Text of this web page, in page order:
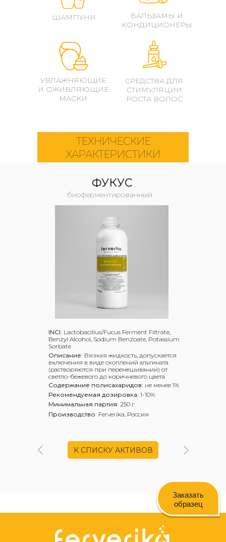
ШАМПУНИ
БАЛЬЗАМЫ И
КОНДИЦИОНЕРЫ
СРЕДСТВА ДЛЯ
СТИМУЛЯЦИИ
РОСТА ВОЛОС
УВЛАЖНЯЮЩИЕ
И ОЖИВЛЯЮЩИЕ
МАСКИ
СЫВОРОТКИ
И ЛОСЬОНЫ
ОПОЛАСКИВАТЕЛИ
ТЕХНИЧЕСКИЕ
ХАРАКТЕРИСТИКИ
Содержание полисахаридов: не менее 1%
Описание: Вязкая жидкость, допускается
включения в виде скоплений альгината
(растворяются при перемешивании) от
светло-бежевого до коричневого цвета
Рекомендуемая дозировка: 1-10%
ФУКУС
биоферментированный
INCI: Lactobacillus/Fucus Ferment Filtrate,
Benzyl Alcohol, Sodium Benzoate, Potassium
Sorbate
Минимальная партия: 250 г
Производство: Ferverika, Россия
К СПИСКУ АКТИВОВ
Заказать
образец